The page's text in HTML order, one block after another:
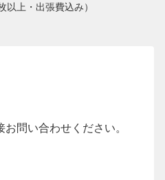
以上・出張費込み）
問い合わせください。